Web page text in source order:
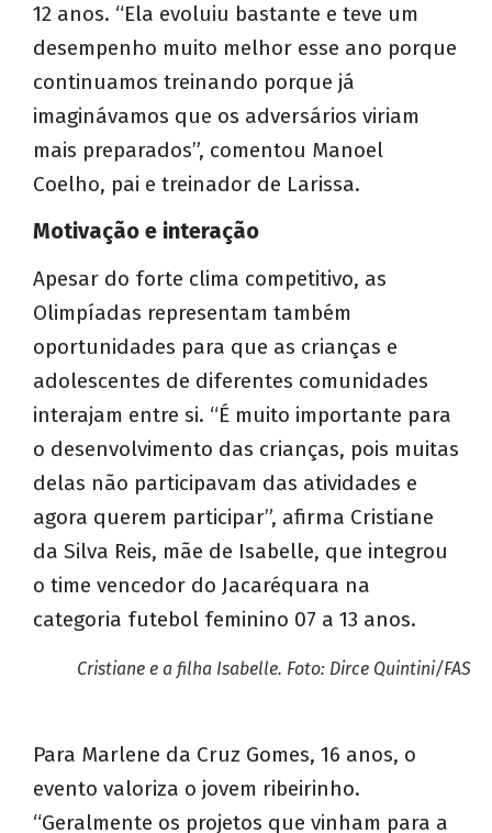
12 anos. “Ela evoluiu bastante e teve um
desempenho muito melhor esse ano porque
continuamos treinando porque já
imaginávamos que os adversários viriam
mais preparados”, comentou Manoel
Coelho, pai e treinador de Larissa.
Motivação e interação
Apesar do forte clima competitivo, as
Olimpíadas representam também
oportunidades para que as crianças e
adolescentes de diferentes comunidades
interajam entre si. “É muito importante para
o desenvolvimento das crianças, pois muitas
delas não participavam das atividades e
agora querem participar”, afirma Cristiane
da Silva Reis, mãe de Isabelle, que integrou
o time vencedor do Jacaréquara na
categoria futebol feminino 07 a 13 anos.
Cristiane e a filha Isabelle. Foto: Dirce Quintini/FAS
Para Marlene da Cruz Gomes, 16 anos, o
evento valoriza o jovem ribeirinho.
“Geralmente os projetos que vinham para a